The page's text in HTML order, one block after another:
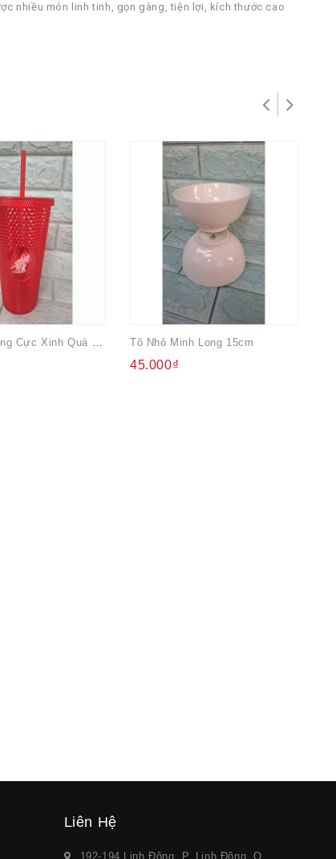
nhiều món linh tinh, gọn gàng, tiện lợi, kích thước cao
Tô Nhỏ Minh Long 15cm
45.000₫
Liên Hệ
192-194 Linh Đông, P. Linh Đông, Q.